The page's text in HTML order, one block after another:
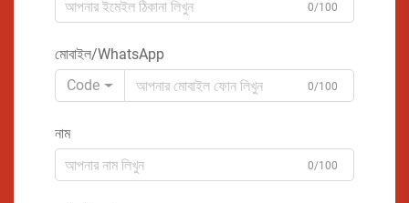
0/100
মোবাইল/WhatsApp
Code
0/100
নাম
0/100